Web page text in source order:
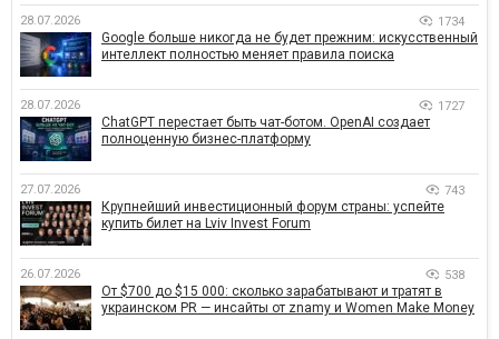
28.07.2026 1734
Google больше никогда не будет прежним: искусственный
интеллект полностью меняет правила поиска
28.07.2026 1727
ChatGPT перестает быть чат-ботом. OpenAI создает
полноценную бизнес-платформу
27.07.2026 743
Крупнейший инвестиционный форум страны: успейте
купить билет на Lviv Invest Forum
26.07.2026 538
От $700 до $15 000: сколько зарабатывают и тратят в
украинском PR — инсайты от znamy и Women Make Money